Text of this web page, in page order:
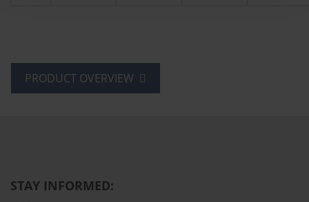
PRODUCT OVERVIEW
STAY INFORMED: